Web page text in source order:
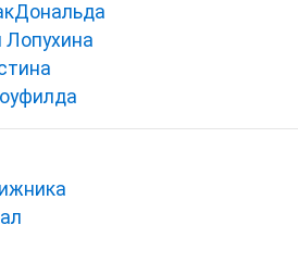
Лопухина